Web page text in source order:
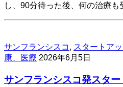
し、90分待った後、何の治療
サンフランシスコ , スタートア
康、医療 2026年6月5日
サンフランシスコ発スタ